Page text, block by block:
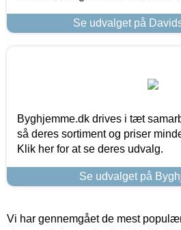
Se udvalget på
Byghjemme.dk drives i tæt
så deres sortiment og priser
Klik her for at se deres udvalg.
Se udvalget på
Vi har gennemgået de mest